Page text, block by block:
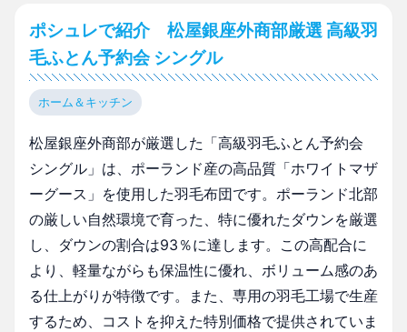
ポシュレで紹介 松屋銀座外商部厳選 高級羽
毛ふとん予約会 シングル
ホーム＆キッチン
松屋銀座外商部が厳選した「高級羽毛ふとん予約会
シングル」は、ポーランド産の高品質「ホワイトマザ
ーグース」を使用した羽毛布団です。ポーランド北部
の厳しい自然環境で育った、特に優れたダウンを厳選
し、ダウンの割合は93％に達します。この高配合に
より、軽量ながらも保温性に優れ、ボリューム感のあ
る仕上がりが特徴です。また、専用の羽毛工場で生産
するため、コストを抑えた特別価格で提供されていま